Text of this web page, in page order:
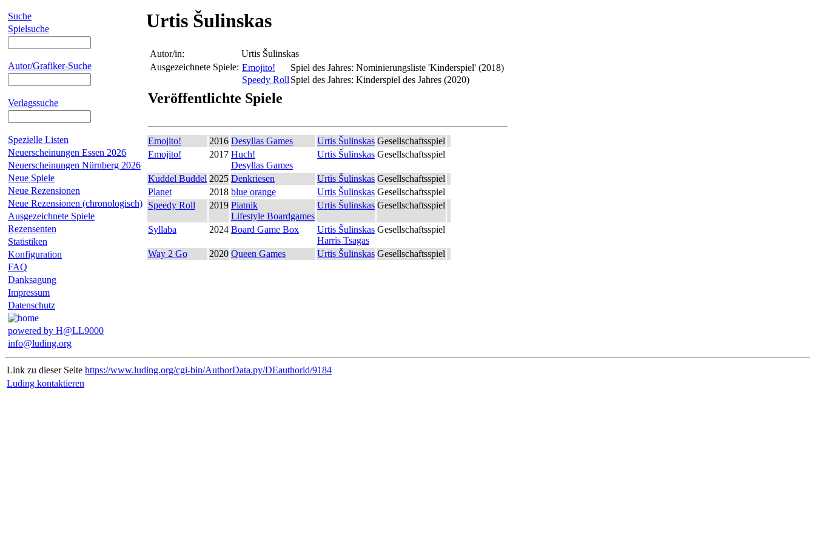
Suche
Spielsuche
Autor/Grafiker-Suche
Verlagssuche
Spezielle Listen
Neuerscheinungen Essen 2026
Neuerscheinungen Nürnberg 2026
Neue Spiele
Neue Rezensionen
Neue Rezensionen (chronologisch)
Ausgezeichnete Spiele
Rezensenten
Statistiken
Konfiguration
FAQ
Danksagung
Impressum
Datenschutz
powered by H@LL9000
info@luding.org
Urtis Šulinskas
Autor/in:
Urtis Šulinskas
Ausgezeichnete Spiele: Emojito!
Spiel des Jahres: Nominierungsliste 'Kinderspiel' (2018)
Speedy RollSpiel des Jahres: Kinderspiel des Jahres (2020)
Veröffentlichte Spiele
Emojito! 2016 Desyllas Games Urtis Šulinskas Gesellschaftsspiel
Emojito!
2017 Huch!
Desyllas Games
Urtis Šulinskas Gesellschaftsspiel
Kuddel Buddel 2025 Denkriesen Urtis Šulinskas Gesellschaftsspiel
Planet
2018 blue orange Urtis Šulinskas Gesellschaftsspiel
Speedy Roll
2019 Piatnik
Lifestyle Boardgames
Urtis Šulinskas Gesellschaftsspiel
Syllaba 2024 Board Game Box
Urtis Šulinskas
Harris Tsagas
Gesellschaftsspiel
Way 2 Go 2020 Queen Games Urtis Šulinskas Gesellschaftsspiel
Link zu dieser Seite https://www.luding.org/cgi-bin/AuthorData.py/DEauthorid/9184
Luding kontaktieren